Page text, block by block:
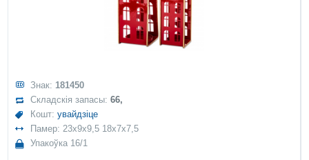
Знак: 181450
Складскія запасы:66,
Кошт:увайдзіце
Памер: 23x9x9,5 18x7x7,5
Упакоўка 16/1